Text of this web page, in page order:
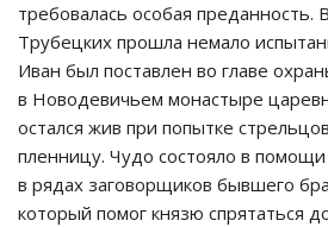
требовалась особая преданность.
Трубецких прошла немало
Иван был поставлен во главе
в Новодевичьем монастыре
остался жив при попытке
пленницу. Чудо состояло в помощи
в рядах заговорщиков бывшего
который помог князю спрятаться